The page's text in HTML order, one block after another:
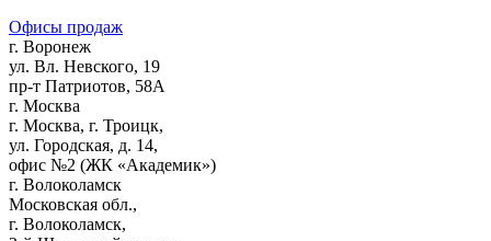
Офисы продаж
г. Воронеж
ул. Вл. Невского, 19
пр-т Патриотов, 58А
г. Москва
г. Москва, г. Троицк,
ул. Городская, д. 14,
офис №2 (ЖК «Академик»)
г. Волоколамск
Московская обл.,
г. Волоколамск,